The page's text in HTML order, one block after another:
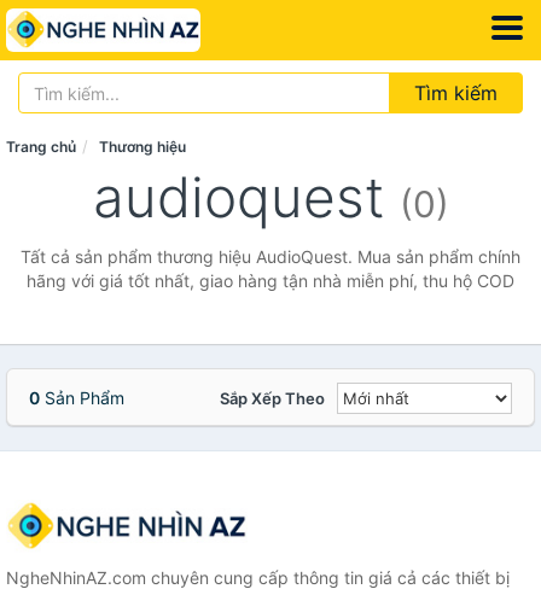
Tìm kiếm
Trang chủ Thương hiệu
audioquest (0)
Tất cả sản phẩm thương hiệu AudioQuest. Mua sản phẩm chính
hãng với giá tốt nhất, giao hàng tận nhà miễn phí, thu hộ COD
0 Sản Phẩm Sắp Xếp Theo
NgheNhinAZ.com chuyên cung cấp thông tin giá cả các thiết bị